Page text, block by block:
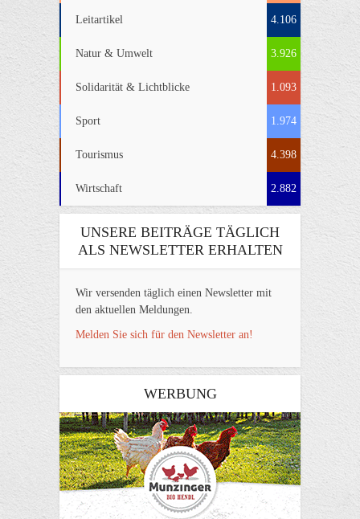
Leitartikel 4.106
Natur & Umwelt 3.926
Solidarität & Lichtblicke 1.093
Sport 1.974
Tourismus 4.398
Wirtschaft 2.882
UNSERE BEITRÄGE TÄGLICH
ALS NEWSLETTER ERHALTEN
Wir versenden täglich einen Newsletter mit
den aktuellen Meldungen.
Melden Sie sich für den Newsletter an!
WERBUNG